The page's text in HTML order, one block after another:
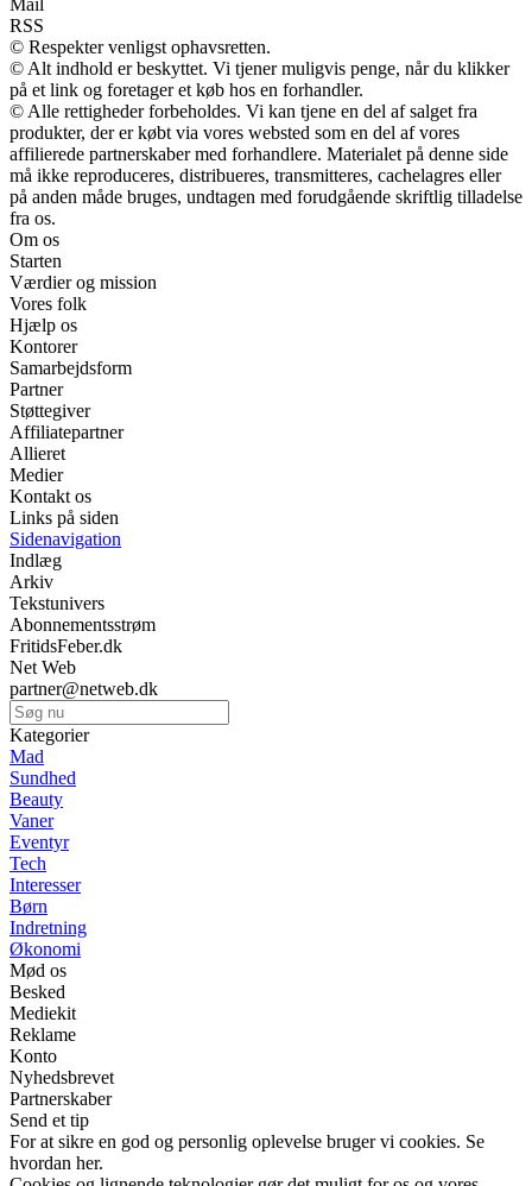
Mail
RSS
© Respekter venligst ophavsretten.
© Alt indhold er beskyttet. Vi tjener muligvis penge, når du klikker
på et link og foretager et køb hos en forhandler.
© Alle rettigheder forbeholdes. Vi kan tjene en del af salget fra
produkter, der er købt via vores websted som en del af vores
affilierede partnerskaber med forhandlere. Materialet på denne side
må ikke reproduceres, distribueres, transmitteres, cachelagres eller
på anden måde bruges, undtagen med forudgående skriftlig tilladelse
fra os.
Om os
Starten
Værdier og mission
Vores folk
Hjælp os
Kontorer
Samarbejdsform
Partner
Støttegiver
Affiliatepartner
Allieret
Medier
Kontakt os
Links på siden
Sidenavigation
Indlæg
Arkiv
Tekstunivers
Abonnementsstrøm
FritidsFeber.dk
Net Web
partner@netweb.dk
Kategorier
Mad
Sundhed
Beauty
Vaner
Eventyr
Tech
Interesser
Børn
Indretning
Økonomi
Mød os
Besked
Mediekit
Reklame
Konto
Nyhedsbrevet
Partnerskaber
Send et tip
For at sikre en god og personlig oplevelse bruger vi cookies. Se
hvordan her.